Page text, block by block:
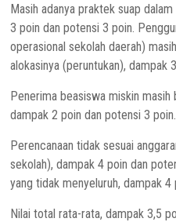
Masih adanya praktek suap
3 poin dan potensi 3 poin.
operasional sekolah daerah)
alokasinya (peruntukan), dampak
Penerima beasiswa miskin masih
dampak 2 poin dan potensi 3 poin.
Perencanaan tidak sesuai
sekolah), dampak 4 poin dan
yang tidak menyeluruh, dampak
Nilai total rata-rata, dampak 3,5